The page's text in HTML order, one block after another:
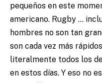
pequeños en este
americano. Rugby …
hombres no son tan
son cada vez más
literalmente todos los
en estos días. Y eso no